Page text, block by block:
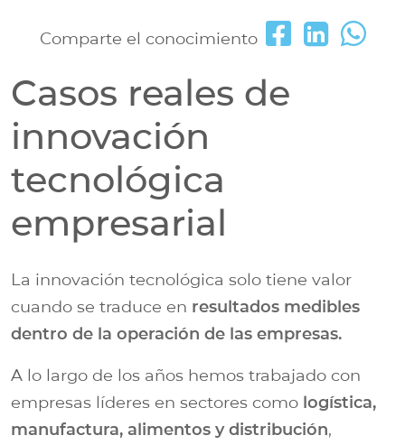
Comparte el conocimiento
Casos reales de
innovación
tecnológica
empresarial
La innovación tecnológica solo tiene valor
cuando se traduce en resultados medibles
dentro de la operación de las empresas.
A lo largo de los años hemos trabajado con
empresas líderes en sectores como logística,
manufactura, alimentos y distribución,